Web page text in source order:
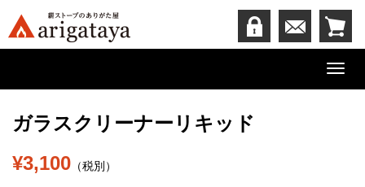
ガラスクリーナーリキッド
¥3,100 （税別）